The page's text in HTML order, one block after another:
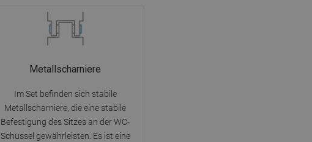
Metallscharniere
Im Set befinden sich stabile
Metallscharniere, die eine stabile
Befestigung des Sitzes an der WC-
Schüssel gewährleisten. Es ist eine
PORTUGUESE